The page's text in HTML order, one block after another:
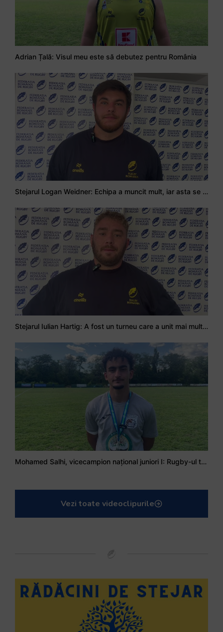
Adrian Țală: Visul meu este să debutez pentru România
Stejarul Logan Weidner: Echipa a muncit mult, iar asta se va vedea în meciurile de la Nations Cup
Stejarul Iulian Hartig: A fost un turneu care a unit mai mult echipa
Mohamed Salhi, vicecampion național juniori I: Rugby-ul te învață să accepți și înfrângerile
Vezi toate videoclipurile